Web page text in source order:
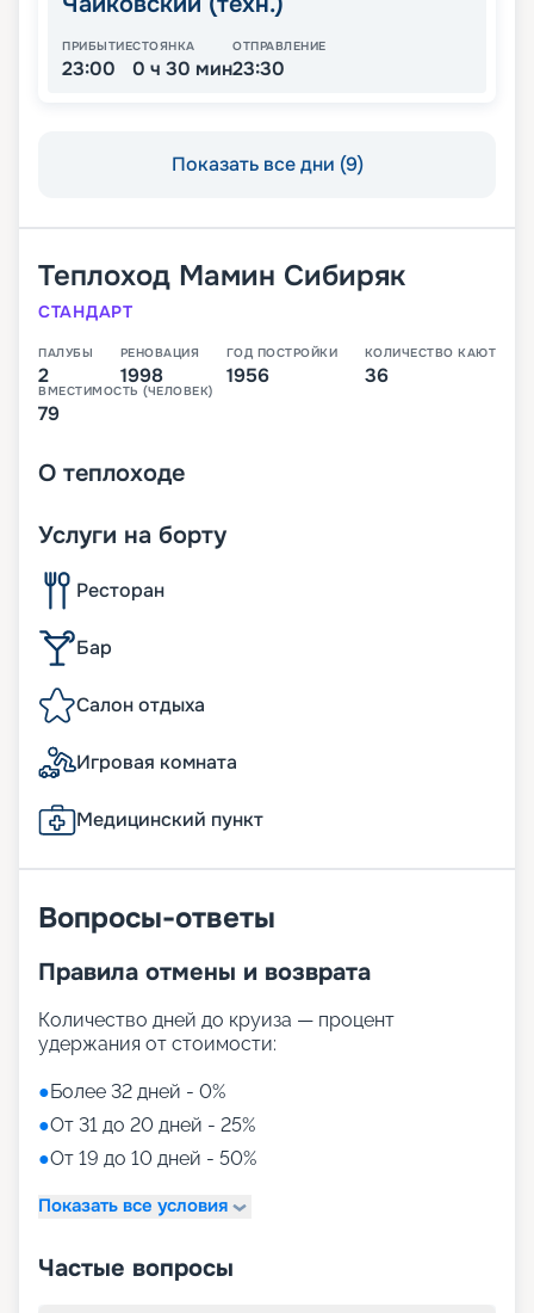
ПРИБЫТИЕ
23:00
СТОЯНКА
0 ч 30 мин
ОТПРАВЛЕНИЕ
23:30
Показать все дни (9)
Теплоход Мамин Сибиряк
СТАНДАРТ
ПАЛУБЫ
2
РЕНОВАЦИЯ
1998
ГОД ПОСТРОЙКИ
1956
КОЛИЧЕСТВО КАЮТ
36
ВМЕСТИМОСТЬ (ЧЕЛОВЕК)
79
О теплоходе
Услуги на борту
Ресторан
Бар
Салон отдыха
Игровая комната
Медицинский пункт
Вопросы-ответы
Правила отмены и возврата
Количество дней до круиза — процент
удержания от стоимости:
●Более 32 дней - 0%
●От 31 до 20 дней - 25%
●От 19 до 10 дней - 50%
Показать все условия
Частые вопросы